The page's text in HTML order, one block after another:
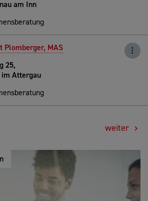
am Inn
Plomberger, MAS
25,
Attergau
weiter